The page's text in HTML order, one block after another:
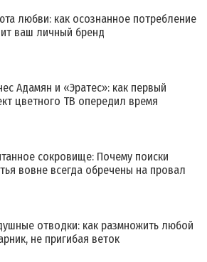
любви: как осознанное потребление
ваш личный бренд
Адамян и «Эратес»: как первый
цветного ТВ опередил время
сокровище: Почему поиски
вовне всегда обречены на провал
отводки: как размножить любой
не пригибая веток